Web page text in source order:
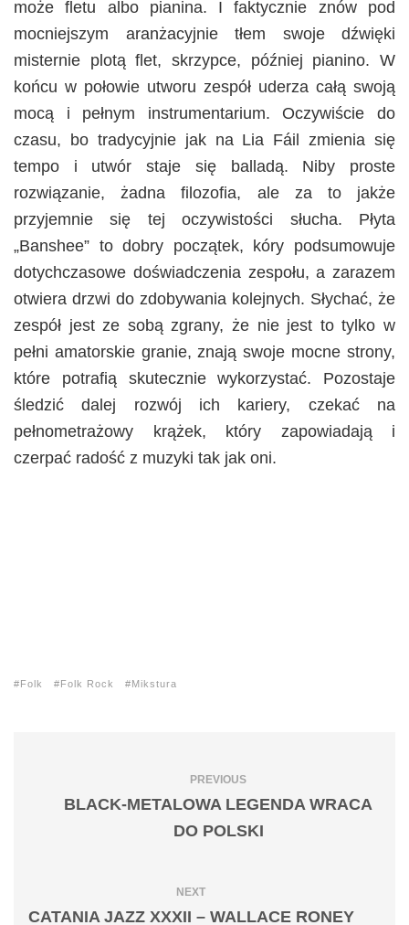
może fletu albo pianina. I faktycznie znów pod
mocniejszym aranżacyjnie tłem swoje dźwięki
misternie plotą flet, skrzypce, później pianino. W
końcu w połowie utworu zespół uderza całą swoją
mocą i pełnym instrumentarium. Oczywiście do
czasu, bo tradycyjnie jak na Lia Fáil zmienia się
tempo i utwór staje się balladą. Niby proste
rozwiązanie, żadna filozofia, ale za to jakże
przyjemnie się tej oczywistości słucha. Płyta
„Banshee” to dobry początek, kóry podsumowuje
dotychczasowe doświadczenia zespołu, a zarazem
otwiera drzwi do zdobywania kolejnych. Słychać, że
zespół jest ze sobą zgrany, że nie jest to tylko w
pełni amatorskie granie, znają swoje mocne strony,
które potrafią skutecznie wykorzystać. Pozostaje
śledzić dalej rozwój ich kariery, czekać na
pełnometrażowy krążek, który zapowiadają i
czerpać radość z muzyki tak jak oni.
Folk Folk Rock Mikstura
PREVIOUS
BLACK-METALOWA LEGENDA WRACA
DO POLSKI
NEXT
CATANIA JAZZ XXXII – WALLACE RONEY